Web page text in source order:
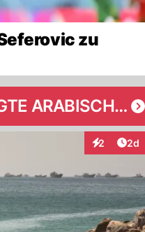
zu
MEHR AUS VEREINIGTE ARABISCHE EMIRATE
2 2d